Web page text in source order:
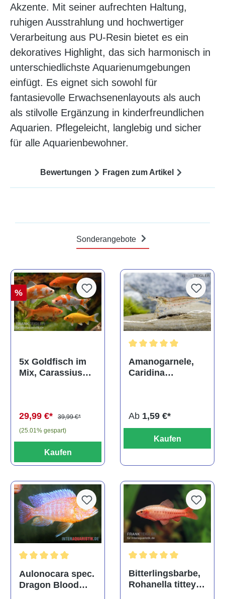
Akzente. Mit seiner aufrechten Haltung,
ruhigen Ausstrahlung und hochwertiger
Verarbeitung aus PU‑Resin bietet es ein
dekoratives Highlight, das sich harmonisch in
unterschiedlichste Aquarienumgebungen
einfügt. Es eignet sich sowohl für
fantasievolle Erwachsenenlayouts als auch
als stilvolle Ergänzung in kinderfreundlichen
Aquarien. Pflegeleicht, langlebig und sicher
für alle Aquarienbewohner.
Bewertungen Fragen zum Artikel
Sonderangebote
%
5x Goldfisch im
Mix, Carassius
29,99 €*
39,99 €*
(25.01% gespart)
Kaufen
Amanogarnele,
Caridina
Ab 1,59 €*
Kaufen
Durchschnittliche Bewertung von 5 von 5 Sternen
Aulonocara spec.
Dragon Blood
Bitterlingsbarbe,
Rohanella titteya,